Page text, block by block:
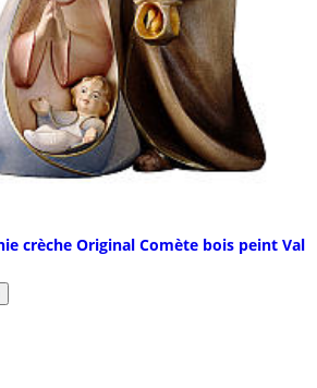
crèche Original Comète bois peint Val